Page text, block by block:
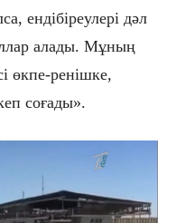
ендібіреулері дәл
алады. Мұның
өкпе-ренішке,
соғады».